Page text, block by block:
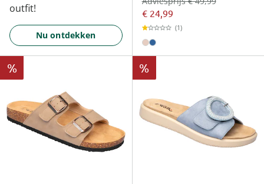
outfit!
Nu ontdekken
€ 24,99
(1)
% %